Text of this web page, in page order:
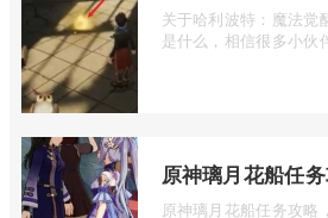
关于哈利波特：魔法觉
是什么，相信很多小伙
原神璃月花船任
原神璃月花船任务攻略